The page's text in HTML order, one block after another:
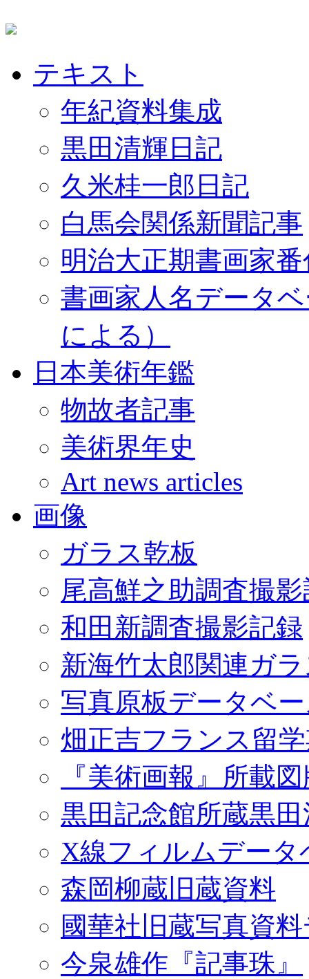
テキスト
年紀資料集成
黒田清輝日記
久米桂一郎日記
白馬会関係新聞記事
明治大正期書画家
書画家人名データ
による）
日本美術年鑑
物故者記事
美術界年史
Art news articles
画像
ガラス乾板
尾高鮮之助調査撮
和田新調査撮影記録
新海竹太郎関連ガ
写真原板データベ
畑正吉フランス留
『美術画報』所載
黒田記念館所蔵黒
X線フィルムデータ
森岡柳蔵旧蔵資料
國華社旧蔵写真資
今泉雄作『記事珠』